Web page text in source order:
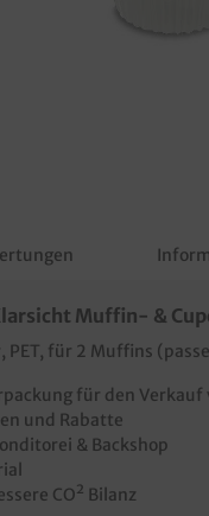
Muffin- &
PET, für 2 Muffins (
für den Verkauf
und Rabatte
& Backshop
CO² Bilanz